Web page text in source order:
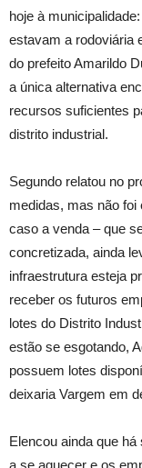
hoje à
estavam a rodoviária
do prefeito Amarildo
a única alternativa
recursos suficientes
distrito industrial.
Segundo relatou no
medidas, mas não foi
caso a venda – que
concretizada, ainda
infraestrutura esteja
receber os futuros
lotes do Distrito
estão se esgotando,
possuem lotes
deixaria Vargem em
Elencou ainda que